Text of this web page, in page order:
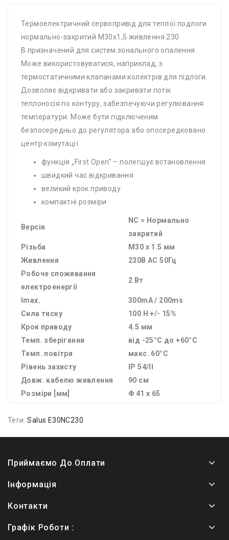
Термоелектричний сервопривід для теплої подлоги
нормально-закритий М30х1,5 живлення 230
В призначений для систем зонального опалення
Може використовуватися, наприклад, з
термостатичними клапанами колектрів для підлоги.
Дозволяє відкривати або закривати потік
теплоносія по контуру, забезпечуючи регулювання
температури. Може бути підключеним
безпосередньо до регулятора або опосередковано
центр комутації.
функція „First Open” – полегшує встановлення
швидкий час відкривання
великий крок приводу
компактні розміри
Версія
NC = Нормально
закритий
Різьба
M30 x 1.5 мм
Живлення
230В AC 50Гц
Робоче споживання
електроенергії
2 Вт
Imax.
300mA / 200ms
Сила тиску
100 Н +/- 15%
Крок приводу
4.5 мм
Темп. зберігання
від -25°C до +60°C
Темп. повітря
макс. 60°C
Рівень захисту
IP 54/II
Довж. кабелю живлення
90 см
Розміри [мм]
Φ 41 x 65
Теги:Salus E30NC230
Приймаємо До Оплати
Інформація
Контакти
Графік Роботи :